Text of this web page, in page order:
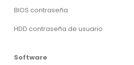
BIOS contraseña
HDD contraseña de usuario
Software